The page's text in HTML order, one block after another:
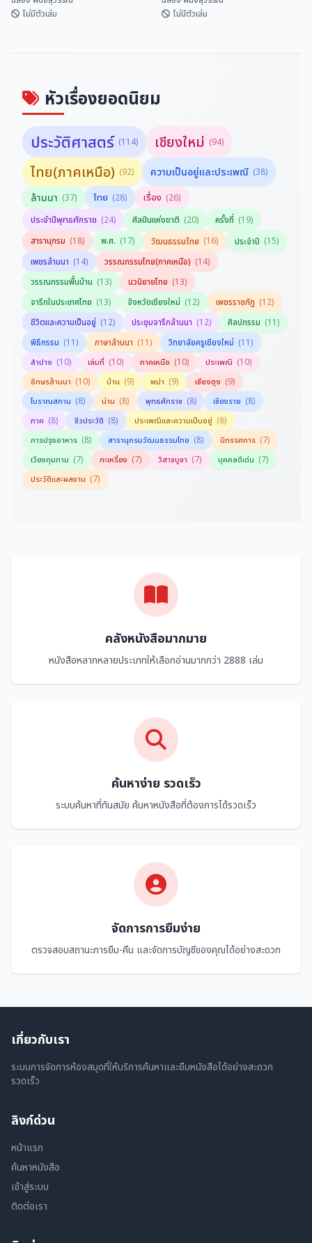
ฉลอง พินิจสุวรรณ
ไม่มีตัวเล่ม
ไม่มีตัวเล่ม
หัวเรื่องยอดนิยม
ประวัติศาสตร์ (114) เชียงใหม่ (94)
ไทย(ภาคเหนือ) (92) ความเป็นอยู่และประเพณี (38)
ล้านนา (37) ไทย (28) เรื่อง (26)
ประจำปีพุทธศักราช (24) ศิลปินแห่งชาติ (20) ครั้งที่ (19)
สารานุกรม (18) พ.ศ. (17) วัฒนธรรมไทย (16) ประจำปี (15)
เพชรล้านนา (14) วรรณกรรมไทย(ภาคเหนือ) (14)
วรรณกรรมพื้นบ้าน (13) นวนิยายไทย (13)
จารึกในประเทศไทย (13) จังหวัดเชียงใหม่ (12) เพชรราชภัฏ (12)
ชีวิตและความเป็นอยู่ (12) ประชุมจารึกล้านนา (12) ศิลปกรรม (11)
พิธีกรรม (11) ภาษาล้านนา (11) วิทยาลัยครูเชียงใหม่ (11)
ลำปาง (10) เล่มที่ (10) ภาคเหนือ (10) ประเพณี (10)
อักษรล้านนา (10) บ้าน (9) พม่า (9) เชียงตุง (9)
โบราณสถาน (8) น่าน (8) พุทธศักราช (8) เชียงราย (8)
ภาค (8) ชีวประวัติ (8) ประเพณีและความเป็นอยู่ (8)
การปรุงอาหาร (8) สารานุกรมวัฒนธรรมไทย (8) นิทรรศการ (7)
เวียงกุมกาม (7) กะเหรี่ยง (7) วิสาขบูชา (7) บุคคลดีเด่น (7)
ประวัติและผลงาน (7)
คลังหนังสือมากมาย
หนังสือหลากหลายประเภทให้เลือกอ่านมากกว่า 2888 เล่ม
ค้นหาง่าย รวดเร็ว
ระบบค้นหาที่ทันสมัย ค้นหาหนังสือที่ต้องการได้รวดเร็ว
จัดการการยืมง่าย
ตรวจสอบสถานะการยืม-คืน และจัดการบัญชีของคุณได้อย่างสะดวก
เกี่ยวกับเรา
ระบบการจัดการห้องสมุดที่ให้บริการค้นหาและยืมหนังสือได้อย่างสะดวก
รวดเร็ว
ลิงก์ด่วน
หน้าแรก
ค้นหาหนังสือ
เข้าสู่ระบบ
ติดต่อเรา